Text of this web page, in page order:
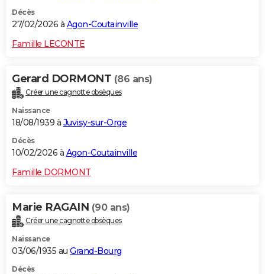
Décès
27/02/2026 à Agon-Coutainville
Famille LECONTE
Gerard DORMONT (86 ans)
Créer une cagnotte obsèques
Naissance
18/08/1939 à Juvisy-sur-Orge
Décès
10/02/2026 à Agon-Coutainville
Famille DORMONT
Marie RAGAIN (90 ans)
Créer une cagnotte obsèques
Naissance
03/06/1935 au Grand-Bourg
Décès